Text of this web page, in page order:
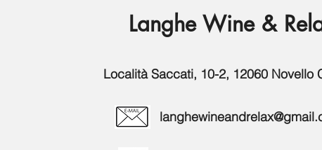
Langhe Wine &
Località Saccati, 10-2, 12060 Novello